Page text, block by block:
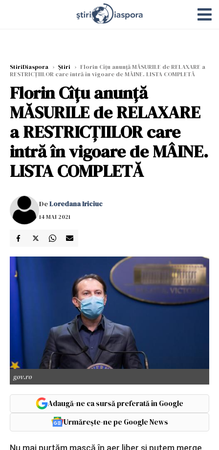
StiriDiaspora › Știri › Florin Cîțu anunță MĂSURILE de RELAXARE a
RESTRICȚIILOR care intră în vigoare de MÂINE. LISTA COMPLETĂ
Florin Cîțu anunță
MĂSURILE de RELAXARE
a RESTRICȚIILOR care
intră în vigoare de MÂINE.
LISTA COMPLETĂ
DeLoredana Iriciuc
14 MAI 2021
gov.ro
Adaugă-ne ca sursă preferată în Google
Urmărește-ne pe Google News
Nu mai purtăm mască în aer liber și putem merge